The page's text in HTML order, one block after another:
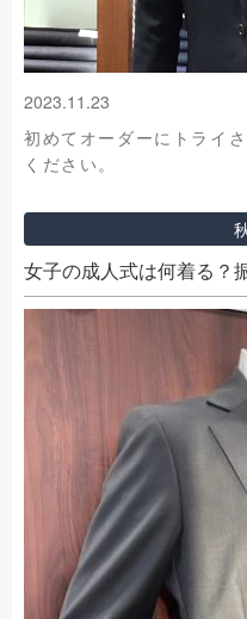
2023.11.23
初めてオーダーにトライ
ください。
女子の成人式は何着る？